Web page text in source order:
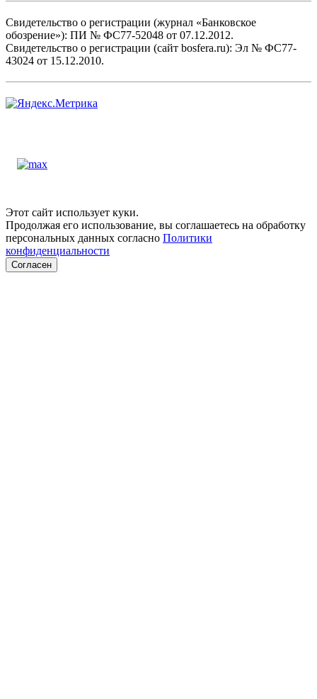
Свидетельство о регистрации (журнал «Банковское
обозрение»): ПИ № ФС77-52048 от 07.12.2012.
Свидетельство о регистрации (сайт bosfera.ru): Эл № ФС77-
43024 от 15.12.2010.
Этот сайт использует куки.
Продолжая его использование, вы соглашаетесь на обработку
персональных данных согласно Политики
конфиденциальности
Согласен